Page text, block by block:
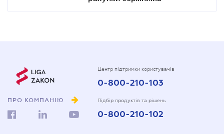
ПРО КОМПАНІЮ
Центр підтримки користувачів
0-800-210-103
Підбір продуктів та рішень
0-800-210-102